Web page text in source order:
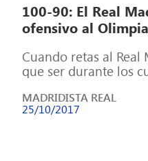
100-90: El Real
ofensivo al
Cuando retas al
que ser durante los
MADRIDISTA REAL
25/10/2017